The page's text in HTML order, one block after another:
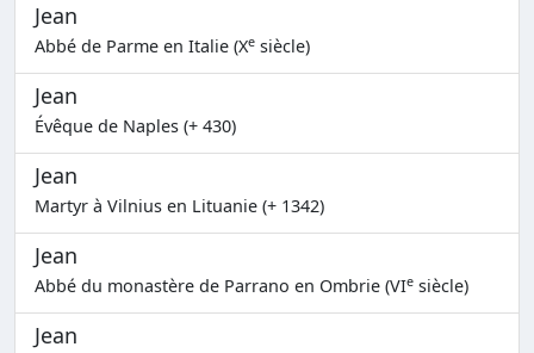
Jean
Abbé de Parme en Italie (Xe siècle)
Jean
Évêque de Naples (+ 430)
Jean
Martyr à Vilnius en Lituanie (+ 1342)
Jean
Abbé du monastère de Parrano en Ombrie (VIe siècle)
Jean